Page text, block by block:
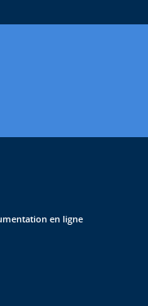
en ligne